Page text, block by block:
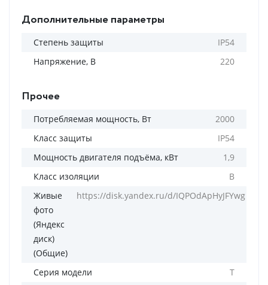
Дополнительные параметры
Степень защиты
IP54
Напряжение, В
220
Прочее
Потребляемая мощность, Вт
2000
Класс защиты
IP54
Мощность двигателя подъёма, кВт
1,9
Класс изоляции
B
Живые
фото
(Яндекс
диск)
(Общие)
https://disk.yandex.ru/d/IQPOdApHyJFYwg
Серия модели
T